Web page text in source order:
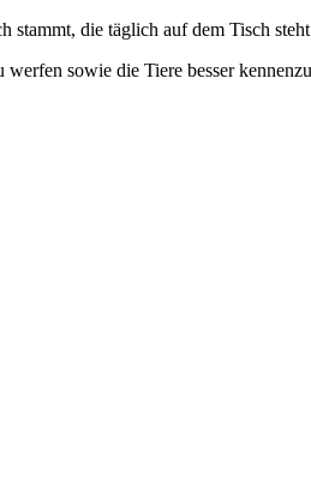
die täglich auf dem Tisch
sowie die Tiere besser